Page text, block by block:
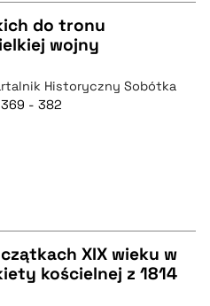
do tronu
wojny
Historyczny Sobótka
369 - 382
XIX wieku w
kościelnej z 1814